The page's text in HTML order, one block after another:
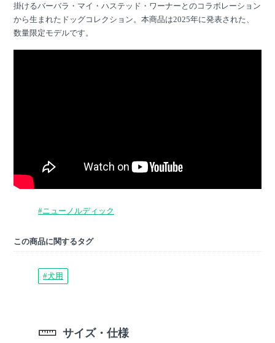
掛けるバーバラ・マイ・ハステッド・ワーナーとのコラボレーション
から生まれたドッグコレクション。本商品は2025年に発表された、
数量限定モデルです。
#ニューノルディック
この商品に関するタグ
#犬用
サイズ・仕様